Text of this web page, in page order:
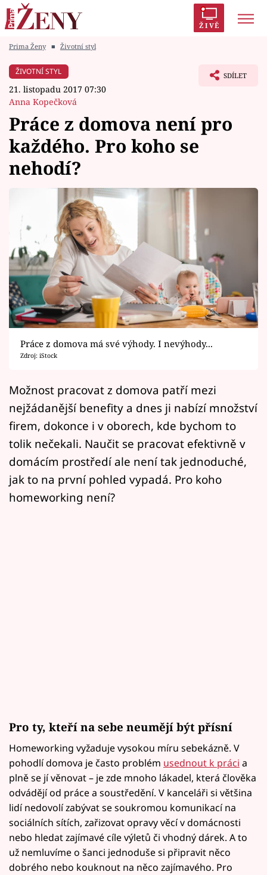
ŽIVĚ
Módní alarm
Témata
Celebrity
Seriály
Horoskopy
Sledujte prima+
Filmový festival Karlovy Vary
Pořady
Mámy sobě
Přihlášení
Sledujte nás
Prima Ženy ■ Životní styl
ŽIVOTNÍ STYL
21. listopadu 2017 07:30
Anna Kopečková
SDÍLET
Práce z domova není pro
každého. Pro koho se
nehodí?
Práce z domova má své výhody. I nevýhody...
Zdroj: iStock
Možnost pracovat z domova patří mezi
nejžádanější benefity a dnes ji nabízí množství
firem, dokonce i v oborech, kde bychom to
tolik nečekali. Naučit se pracovat efektivně v
domácím prostředí ale není tak jednoduché,
jak to na první pohled vypadá. Pro koho
homeworking není?
Pro ty, kteří na sebe neumějí být přísní
Homeworking vyžaduje vysokou míru sebekázně. V
pohodlí domova je často problém usednout k práci a
plně se jí věnovat – je zde mnoho lákadel, která člověka
odvádějí od práce a soustředění. V kanceláři si většina
lidí nedovolí zabývat se soukromou komunikací na
sociálních sítích, zařizovat opravy věcí v domácnosti
nebo hledat zajímavé cíle výletů či vhodný dárek. A to
už nemluvíme o šanci jednoduše si připravit něco
dobrého nebo kouknout na něco zajímavého. Pro